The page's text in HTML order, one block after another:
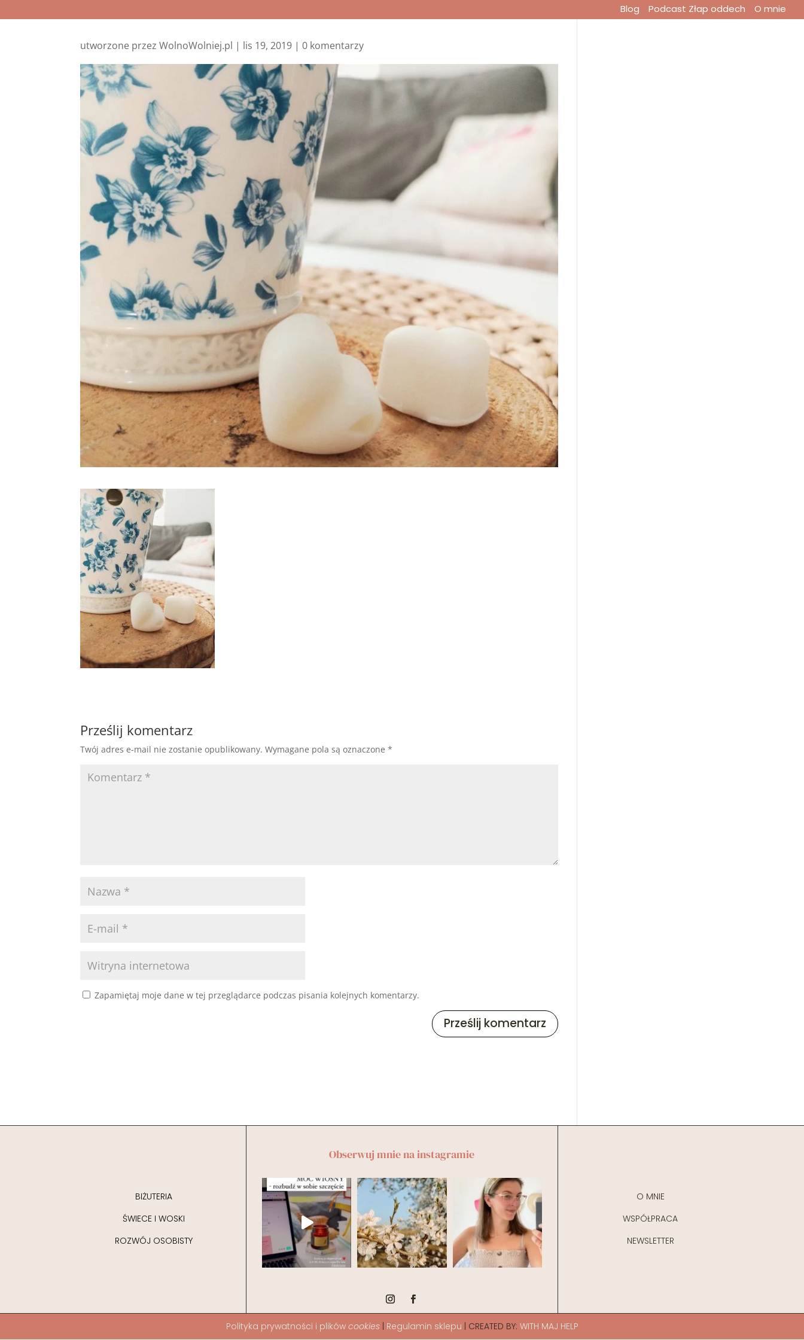
Blog Podcast Złap oddech O mnie
utworzone przezWolnoWolniej.pl | lis 19, 2019 |0 komentarzy
Prześlij komentarz
Twój adres e-mail nie zostanie opublikowany. Wymagane pola są oznaczone*
Zapamiętaj moje dane w tej przeglądarce podczas pisania kolejnych komentarzy.
BIŻUTERIA
ŚWIECE I WOSKI
ROZWÓJ OSOBISTY
Obserwuj mnie na instagramie
O MNIE
WSPÓŁPRACA
NEWSLETTER
Polityka prywatności i plików cookies| Regulamin sklepu | CREATED BY: WITH MAJ HELP